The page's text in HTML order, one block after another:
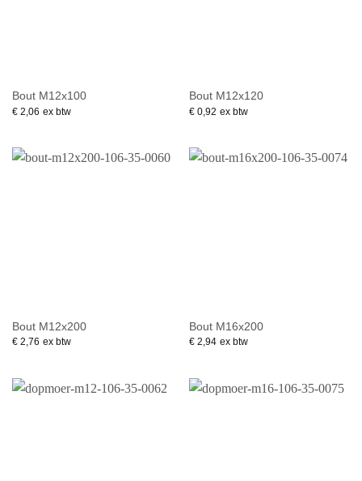
Bout M12x100
€2,06 ex btw
Bout M12x120
€0,92 ex btw
Bout M12x200
€2,76 ex btw
Bout M16x200
€2,94 ex btw